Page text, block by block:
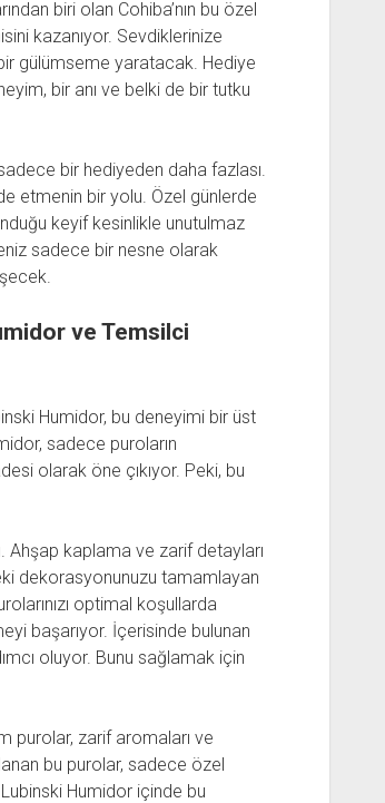
biri olan Cohiba’nın bu özel
kazanıyor. Sevdiklerinize
gülümseme yaratacak. Hediye
bir anı ve belki de bir tutku
bir hediyeden daha fazlası.
etmenin bir yolu. Özel günlerde
keyif kesinlikle unutulmaz
sadece bir nesne olarak
ve Temsilci
Humidor, bu deneyimi bir üst
sadece puroların
olarak öne çıkıyor. Peki, bu
Ahşap kaplama ve zarif detayları
dekorasyonunuzu tamamlayan
optimal koşullarda
başarıyor. İçerisinde bulunan
oluyor. Bunu sağlamak için
purolar, zarif aromaları ve
bu purolar, sadece özel
Lubinski Humidor içinde bu